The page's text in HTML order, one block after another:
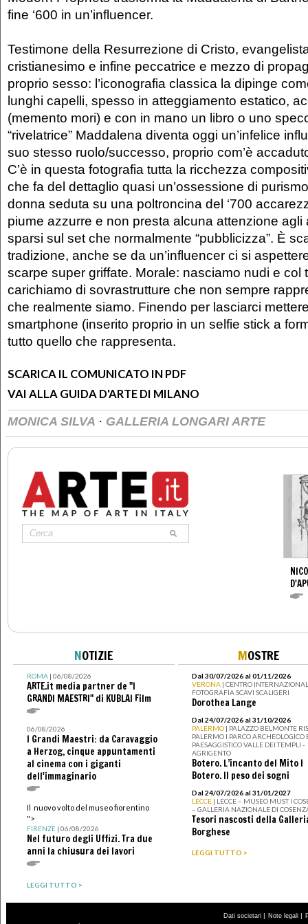
fine ‘600 in un’influencer.
Testimone della Resurrezione di Cristo,
cristianesimo e infine peccatrice e mezzo di
proprio sesso: l’iconografia classica la dipinge
lunghi capelli, spesso in atteggiamento estatico,
(memento mori) e con in mano un libro o uno
“rivelatrice” Maddalena diventa oggi un’infelice
suo stesso ruolo/successo, proprio com’è
C’è in questa fotografia tutta la ricchezza
che fa del dettaglio quasi un’ossessione di
donna seduta su una poltroncina del ‘700
piume azzurre e non presta alcuna attenzione agli
sparsi sul set che normalmente “pubblicizza”. È
tradizione, anche se da un’influencer ci si
scarpe super griffate. Morale: nasciamo nudi e col
carichiamo di sovrastrutture che non sempre
che realmente siamo. Finendo per lasciarci
smartphone (inserito proprio in un selfie stick a
tutto quello che rappresenta.
SCARICA IL COMUNICATO IN PDF
VAI ALLA GUIDA D'ARTE DI MILANO
MONICA SILVA · GALLERIA LONGARI ARTE
NOTIZIE
ROMA| 06/08/2026
ARTE.it media partner de "I
GRANDI MAESTRI" di KUBLAI Film
06/08/2026
I Grandi Maestri: da Caravaggio
a Herzog, cinque appuntamenti
al cinema con i giganti
dell'immaginario
Il nuovo volto del museo fiorentino
">
FIRENZE| 06/08/2026
Nel futuro degli Uffizi. Tra due
anni la chiusura dei lavori
LEGGI TUTTO >
MOSTRE
Dal 30/07/2026 al 01/11/2026
VERONA | CENTRO
FOTOGRAFIA SCAVI SCALIGERI
Dorothea Lange
Dal 24/07/2026 al 31/10/2026
PALERMO | PALAZZO BELMONTE
PALERMO I PARCO ARCHEOLOGICO
PAESAGGISTICO VALLE DEI TEMPLI -
AGRIGENTO
Botero. L’incanto del Mito I
Botero. Il peso dei sogni
Dal 24/07/2026 al 31/01/2027
LECCE | LECCE – MUSEO MUST I
– GALLERIA NAZIONALE DI
Tesori nascosti della
Borghese
LEGGI TUTTO >
Dati societari | Note legali |